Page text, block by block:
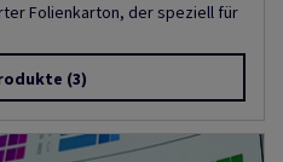
Folienkarton, der speziell für
(3)